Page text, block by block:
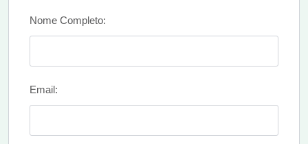
Nome Completo:
Email: